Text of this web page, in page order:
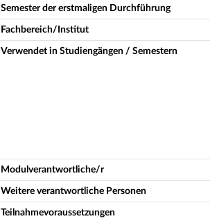
Semester der erstmaligen Durchführung
Fachbereich/Institut
Verwendet in Studiengängen / Semestern
Modulverantwortliche/r
Weitere verantwortliche Personen
Teilnahmevoraussetzungen